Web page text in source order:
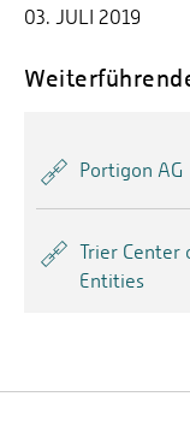
03. JULI 2019
Portigon AG
Trier Center
Entities